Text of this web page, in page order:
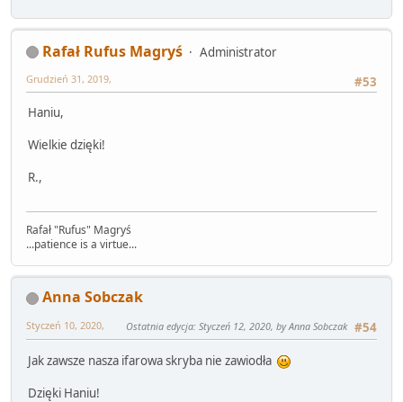
Rafał Rufus Magryś
Administrator
#53
Grudzień 31, 2019,
Haniu,
Wielkie dzięki!
R.,
Rafał "Rufus" Magryś
...patience is a virtue...
Anna Sobczak
#54
Styczeń 10, 2020, Ostatnia edycja: Styczeń 12, 2020, by Anna Sobczak
Jak zawsze nasza ifarowa skryba nie zawiodła
Dzięki Haniu!